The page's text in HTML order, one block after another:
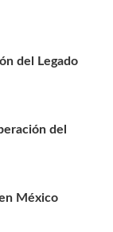
del Legado
del
México